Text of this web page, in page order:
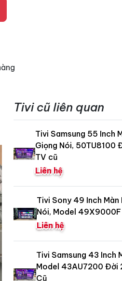
Tivi cũ liên quan
Tivi Samsung 55 Inch
Giọng Nói, 50TU8100
TV cũ
Liên hệ
Tivi Sony 49 Inch Màn
Nói, Model
Liên hệ
Tivi Samsung 43 Inch
Model 43AU7200 Đời
Cũ